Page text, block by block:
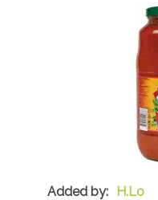
H.Lo